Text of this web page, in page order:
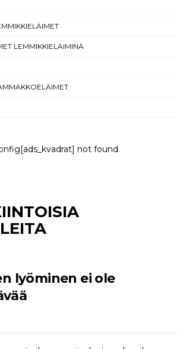
LEMMIKKIELÄIMINÄ
not found
lyöminen ei ole